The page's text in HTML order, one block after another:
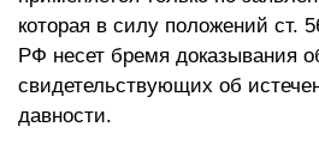
которая в силу положений ст.
РФ несет бремя доказывания
свидетельствующих об
давности.